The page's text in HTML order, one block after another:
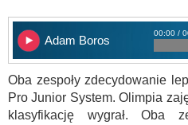
Adam Boros
00:00 /
Oba zespoły zdecydowanie
Pro Junior System. Olimpia
klasyfikację wygrał. Oba